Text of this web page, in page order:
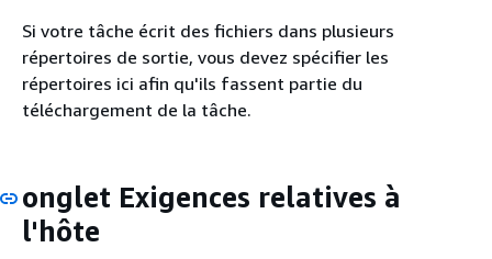
Si votre tâche écrit des fichiers dans plusieurs
répertoires de sortie, vous devez spécifier les
répertoires ici afin qu'ils fassent partie du
téléchargement de la tâche.
onglet Exigences relatives à
l'hôte